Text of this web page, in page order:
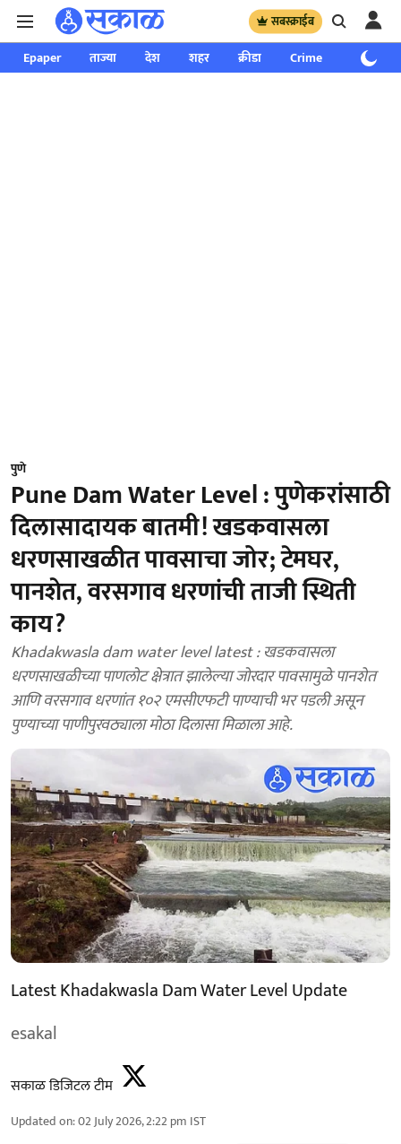
सबस्क्राईब
Epaper ताज्या देश शहर क्रीडा Crime साप्ताहिक
पुणे
Pune Dam Water Level : पुणेकरांसाठी
दिलासादायक बातमी! खडकवासला
धरणसाखळीत पावसाचा जोर; टेमघर,
पानशेत, वरसगाव धरणांची ताजी स्थिती
काय?
Khadakwasla dam water level latest : खडकवासला
धरणसाखळीच्या पाणलोट क्षेत्रात झालेल्या जोरदार पावसामुळे पानशेत
आणि वरसगाव धरणांत १०२ एमसीएफटी पाण्याची भर पडली असून
पुण्याच्या पाणीपुरवठ्याला मोठा दिलासा मिळाला आहे.
Latest Khadakwasla Dam Water Level Update
esakal
सकाळ डिजिटल टीम
Updated on:02 July 2026, 2:22 pm IST